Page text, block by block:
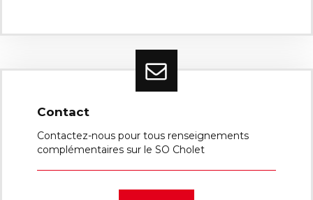
Contact
Contactez-nous pour tous renseignements
complémentaires sur le SO Cholet